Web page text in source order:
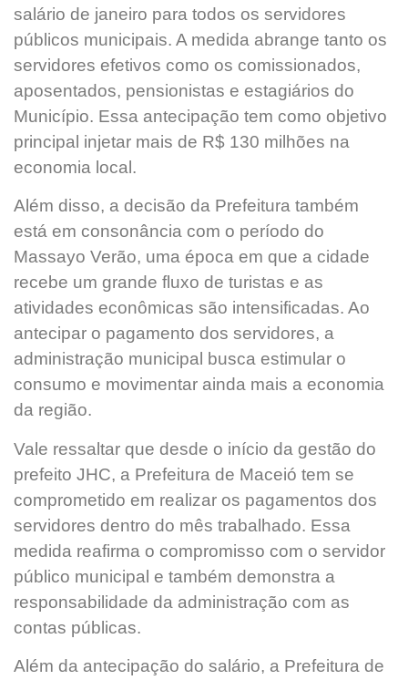
salário de janeiro para todos os servidores
públicos municipais. A medida abrange tanto os
servidores efetivos como os comissionados,
aposentados, pensionistas e estagiários do
Município. Essa antecipação tem como objetivo
principal injetar mais de R$ 130 milhões na
economia local.
Além disso, a decisão da Prefeitura também
está em consonância com o período do
Massayo Verão, uma época em que a cidade
recebe um grande fluxo de turistas e as
atividades econômicas são intensificadas. Ao
antecipar o pagamento dos servidores, a
administração municipal busca estimular o
consumo e movimentar ainda mais a economia
da região.
Vale ressaltar que desde o início da gestão do
prefeito JHC, a Prefeitura de Maceió tem se
comprometido em realizar os pagamentos dos
servidores dentro do mês trabalhado. Essa
medida reafirma o compromisso com o servidor
público municipal e também demonstra a
responsabilidade da administração com as
contas públicas.
Além da antecipação do salário, a Prefeitura de